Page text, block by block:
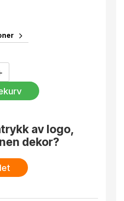
et vakkert glassmønster.
perfekte kontrasten
Byon Studio. Leveres i
av logo,
dekor?